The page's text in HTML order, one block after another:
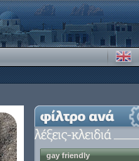
gay friendly